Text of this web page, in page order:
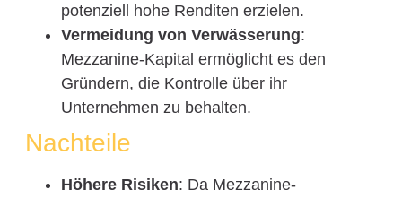
potenziell hohe Renditen erzielen.
Vermeidung von Verwässerung:
Mezzanine-Kapital ermöglicht es den
Gründern, die Kontrolle über ihr
Unternehmen zu behalten.
Nachteile
Höhere Risiken: Da Mezzanine-